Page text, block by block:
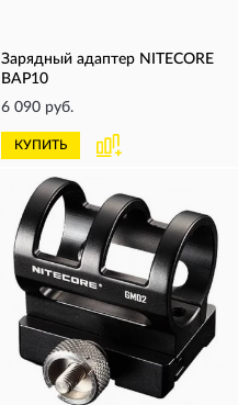
Зарядный адаптер NITECORE
BAP10
6 090 руб.
КУПИТЬ